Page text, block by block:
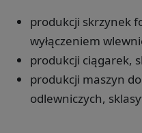
produkcji skrzynek
wyłączeniem
produkcji ciągarek,
produkcji maszyn
odlewniczych,